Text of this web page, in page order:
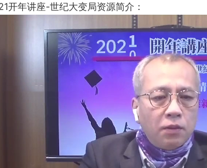
开年讲座-世纪大变局资源简介：